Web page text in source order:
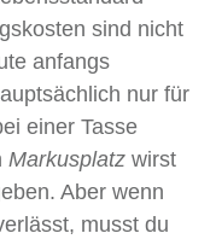
sind nicht
anfangs
nur für
einer Tasse
Markusplatz wirst
Aber wenn
musst du